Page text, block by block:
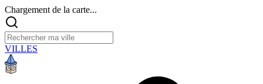
Chargement de la carte...
VILLES